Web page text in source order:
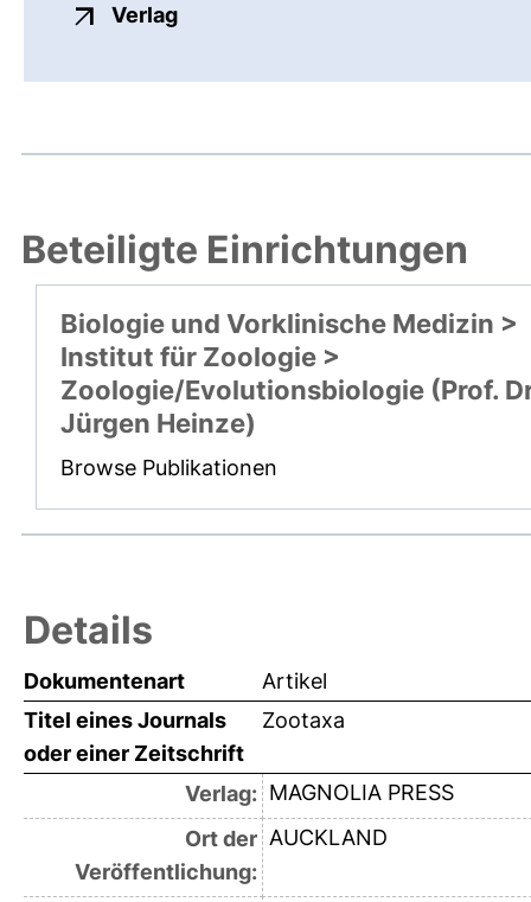
Verlagexterner Link, öffnet neues
Beteiligte Einrichtungen
Biologie und Vorklinische Medizin >
Institut für Zoologie >
Zoologie/Evolutionsbiologie (Prof.
Jürgen Heinze)
Browse Publikationen
Details
Dokumentenart
Artikel
Titel eines Journals
oder einer Zeitschrift
Zootaxa
Verlag: MAGNOLIA PRESS
Ort der
Veröffentlichung:
AUCKLAND